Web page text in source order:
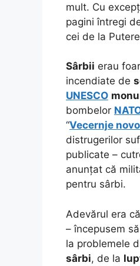
mult. Cu
pagini întregi
cei de la
Sârbii erau
incendiate de
UNESCO
bombelor
“Vecernje
distrugerilor
publicate –
anunțat că
pentru sârbi.
Adevărul era
– începusem
la problemele
sârbi, de la